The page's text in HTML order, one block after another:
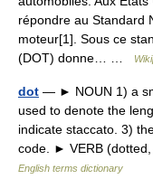
répondre au Standard
moteur[1]. Sous ce
(DOT) donne… …
dot — ► NOUN 1) a
used to denote the
indicate staccato. 3)
code. ► VERB
English terms dictionary